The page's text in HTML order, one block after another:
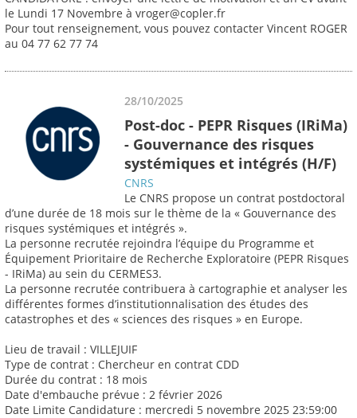
le Lundi 17 Novembre à vroger@copler.fr
Pour tout renseignement, vous pouvez contacter Vincent ROGER
au 04 77 62 77 74
28/10/2025
Post-doc - PEPR Risques (IRiMa)
- Gouvernance des risques
systémiques et intégrés (H/F)
CNRS
Le CNRS propose un contrat postdoctoral
d’une durée de 18 mois sur le thème de la « Gouvernance des
risques systémiques et intégrés ».
La personne recrutée rejoindra l’équipe du Programme et
Équipement Prioritaire de Recherche Exploratoire (PEPR Risques
- IRiMa) au sein du CERMES3.
La personne recrutée contribuera à cartographie et analyser les
différentes formes d’institutionnalisation des études des
catastrophes et des « sciences des risques » en Europe.
Lieu de travail : VILLEJUIF
Type de contrat : Chercheur en contrat CDD
Durée du contrat : 18 mois
Date d'embauche prévue : 2 février 2026
Date Limite Candidature : mercredi 5 novembre 2025 23:59:00